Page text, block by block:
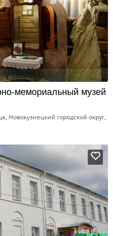
мемориальный музей
Новокузнецкий городской округ,